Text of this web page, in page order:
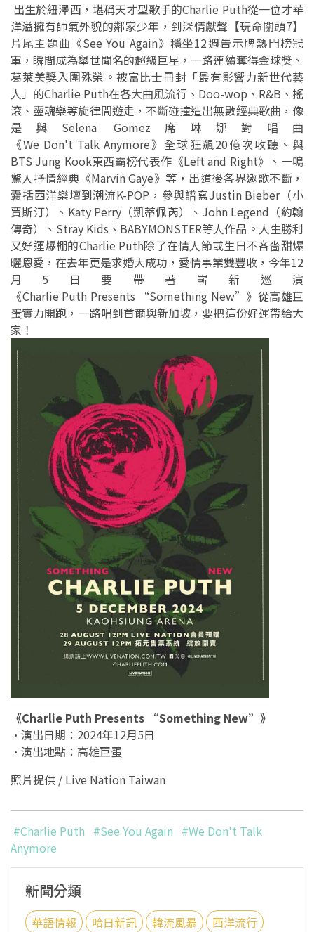
出生於紐澤西，堪稱天才型歌手的Charlie Puth從一位才華
洋溢擁有帥氣外貌的鄰家少年，到深情獻聲【玩命關頭7】
片尾主題曲《See You Again》穩坐12週告示牌熱門榜冠
軍，瞬間成為舉世聞名的超級巨星，一路連續奪得金球獎、
葛萊美獎入圍殊榮。被富比士冊封「最有影響力新世代藝
人」的Charlie Puth在各大曲風流行、Doo-wop、R&B、搖
滾、靈魂樂等旋律間遊走，不斷碰撞造出無數經典歌曲，像
是與Selena Gomez席琳娜對唱曲
《We Don't Talk Anymore》全球狂飆20億次收聽、與
BTS Jung Kook東西霸榜代表作《Left and Right》、一鳴
驚人抒情經典《Marvin Gaye》等，出道後各界邀歌不斷，
囊括西洋樂壇到潮流K-POP，參與譜寫Justin Bieber（小
賈斯汀）、Katy Perry（凱蒂佩芮）、John Legend（約翰
傳奇）、Stray Kids、BABYMONSTER等人作品。人生勝利
又好運爆棚的Charlie Puth除了在情人節或生日不吝嗇甜爆
曬恩愛，在去年更是求婚大成功，愛情事業雙豐收，今年12
月5日要帶著嶄新巡演
《Charlie Puth Presents “Something New”》從高雄巨
蛋實力開跑，一路唱到首爾與新加坡，要把這份好運帶給大
家！
《Charlie Puth Presents “Something New”》
•演出日期：2024年12月5日
•演出地點：高雄巨蛋
照片提供 / Live Nation Taiwan
#Charlie Puth #See You Again #We Don't Talk
Anymore
新聞分類
華語情報 哈日新訊 韓流風暴 西洋流行